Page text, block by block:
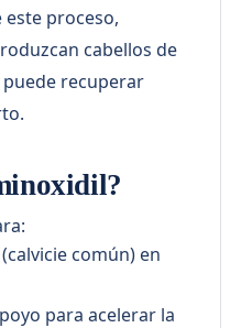
proceso,
cabellos de
recuperar
(calvicie común) en
para acelerar la